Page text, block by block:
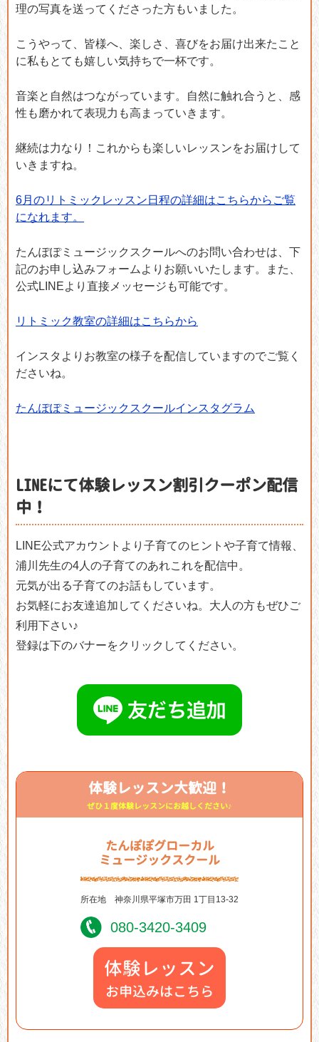
理の写真を送ってくださった方もいました。
こうやって、皆様へ、楽しさ、喜びをお届け出来たこと
に私もとても嬉しい気持ちで一杯です。
音楽と自然はつながっています。自然に触れ合うと、感
性も磨かれて表現力も高まっていきます。
継続は力なり！これからも楽しいレッスンをお届けして
いきますね。
6月のリトミックレッスン日程の詳細はこちらからご覧
になれます。
たんぽぽミュージックスクールへのお問い合わせは、下
記のお申し込みフォームよりお願いいたします。また、
公式LINEより直接メッセージも可能です。
リトミック教室の詳細はこちらから
インスタよりお教室の様子を配信していますのでご覧く
ださいね。
たんぽぽミュージックスクールインスタグラム
LINEにて体験レッスン割引クーポン配信
中！
LINE公式アカウントより子育てのヒントや子育て情報、
浦川先生の4人の子育てのあれこれを配信中。
元気が出る子育てのお話もしています。
お気軽にお友達追加してくださいね。大人の方もぜひご
利用下さい♪
登録は下のバナーをクリックしてください。
体験レッスン大歓迎！
ぜひ１度体験レッスンにお越しください♪
たんぽぽグローカル
ミュージックスクール
所在地 神奈川県平塚市万田 1丁目13-32
080-3420-3409
体験レッスン
お申込みはこちら